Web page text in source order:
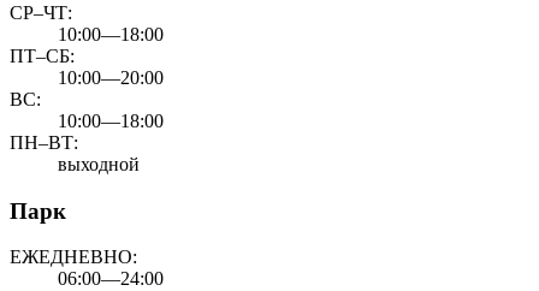
СР–ЧТ:
10:00—18:00
ПТ–СБ:
10:00—20:00
ВС:
10:00—18:00
ПН–ВТ:
выходной
Парк
ЕЖЕДНЕВНО:
06:00—24:00